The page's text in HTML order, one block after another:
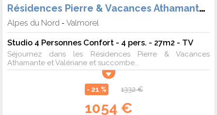
Résidences Pierre & Vacances Athamante et Valériane
Alpes du Nord - Valmorel
Studio 4 Personnes Confort - 4 pers. - 27m2 - TV
Séjournez dans les Résidences Pierre & Vacances
Athamante et Valériane et succombe...
- 21 % 1332 €
1054 €